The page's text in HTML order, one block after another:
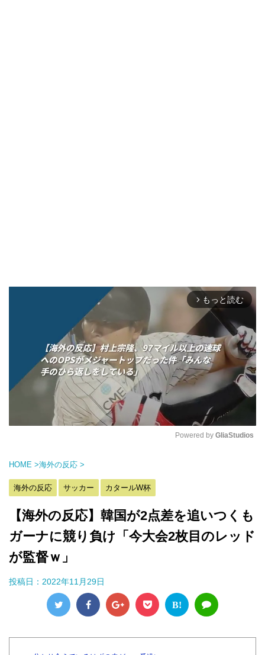
arrow_forward_ios もっと読む
Powered by GliaStudios
HOME >海外の反応 >
海外の反応 サッカー カタールW杯
【海外の反応】韓国が2点差を追いつくも
ガーナに競り負け「今大会2枚目のレッド
が監督ｗ」
投稿日： 2022年11月29日
B!